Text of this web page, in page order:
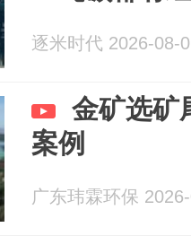
逐米时代 2026-08-
金矿选矿
案例
广东玮霖环保